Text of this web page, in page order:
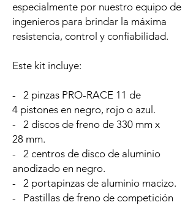
especialmente por nuestro equipo de
ingenieros para brindar la máxima
resistencia, control y confiabilidad.
Este kit incluye:
- 2 pinzas PRO-RACE 11 de
4 pistones en negro, rojo o azul.
- 2 discos de freno de 330 mm x
28 mm.
- 2 centros de disco de aluminio
anodizado en negro.
- 2 portapinzas de aluminio macizo.
- Pastillas de freno de competición